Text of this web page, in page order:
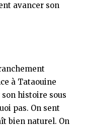
avancer son
à Tataouine
histoire sous
pas. On sent
bien naturel. On